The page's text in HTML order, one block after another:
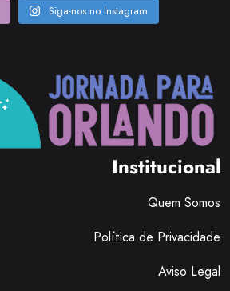
Siga-nos no Instagram
Institucional
Quem Somos
Política de Privacidade
Aviso Legal